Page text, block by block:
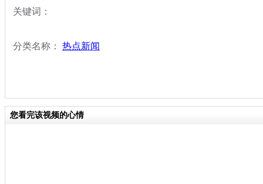
关键词：
分类名称： 热点新闻
您看完该视频的心情